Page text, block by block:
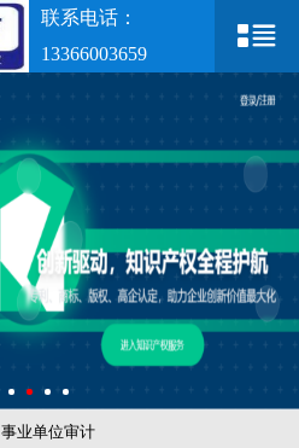
联系电话：
13366003659
事业单位审计